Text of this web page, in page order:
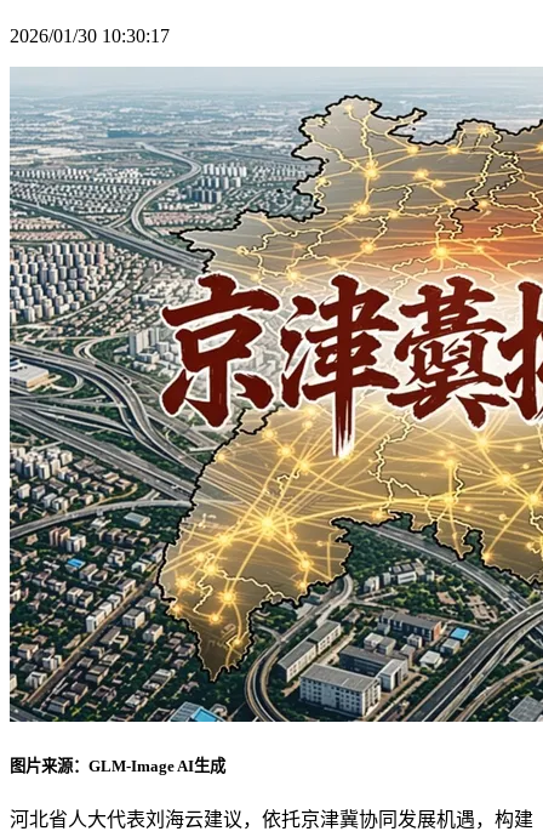
2026/01/30 10:30:17
图片来源：GLM-Image AI生成
河北省人大代表刘海云建议，依托京津冀协同发展机遇，构建